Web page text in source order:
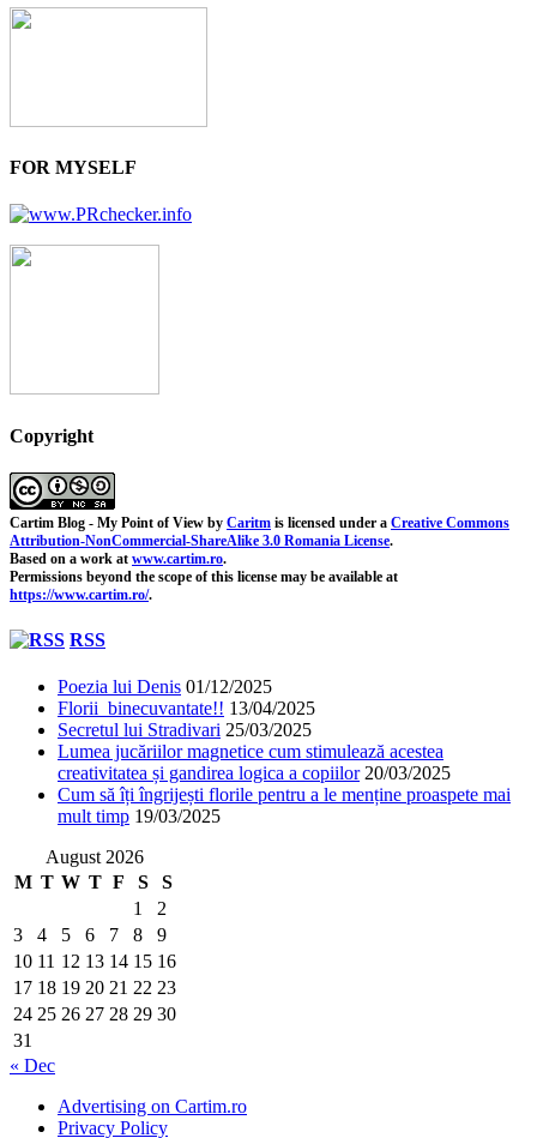
FOR MYSELF
Copyright
Cartim Blog - My Point of View by Caritm is licensed under a Creative Commons
Attribution-NonCommercial-ShareAlike 3.0 Romania License.
Based on a work at www.cartim.ro.
Permissions beyond the scope of this license may be available at
https://www.cartim.ro/.
RSS
Poezia lui Denis 01/12/2025
Florii binecuvantate!! 13/04/2025
Secretul lui Stradivari 25/03/2025
Lumea jucăriilor magnetice cum stimulează acestea
creativitatea și gandirea logica a copiilor 20/03/2025
Cum să îți îngrijești florile pentru a le menține proaspete mai
mult timp 19/03/2025
August 2026
M T W T F S
S
1
2
3
4 5 6 7 8
9
10 11 12 13 14 15 16
17 18 19 20 21 22 23
24 25 26 27 28 29 30
31
« Dec
Advertising on Cartim.ro
Privacy Policy